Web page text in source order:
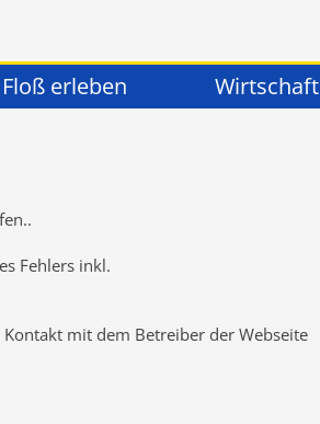
Floß erleben Wirtschaft
..
Fehlers inkl.
mit dem Betreiber der Webseite